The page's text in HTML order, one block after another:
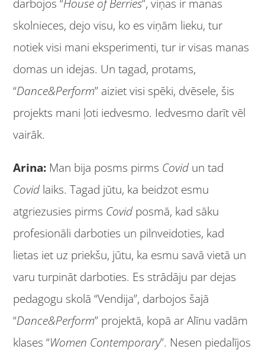
darbojos “House of Berries”, viņas ir manas
skolnieces, dejo visu, ko es viņām lieku, tur
notiek visi mani eksperimenti, tur ir visas manas
domas un idejas. Un tagad, protams,
“Dance&Perform” aiziet visi spēki, dvēsele, šis
projekts mani ļoti iedvesmo. Iedvesmo darīt vēl
vairāk.
Arina: Man bija posms pirms Covid un tad
Covid laiks. Tagad jūtu, ka beidzot esmu
atgriezusies pirms Covid posmā, kad sāku
profesionāli darboties un pilnveidoties, kad
lietas iet uz priekšu, jūtu, ka esmu savā vietā un
varu turpināt darboties. Es strādāju par dejas
pedagogu skolā “Vendija”, darbojos šajā
“Dance&Perform” projektā, kopā ar Alīnu vadām
klases “Women Contemporary”. Nesen piedalījos